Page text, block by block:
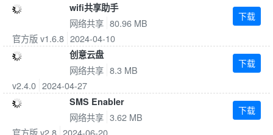
wifi共享助手
网络共享 80.96 MB
官方版 v1.6.8 2024-04-10
下载
创意云盘
网络共享 8.3 MB
v2.4.0 2024-04-27
下载
SMS Enabler
网络共享 3.62 MB
官方版 v2.8 2024-06-20
下载